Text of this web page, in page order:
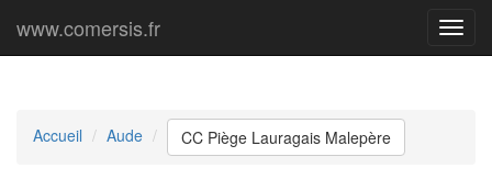
Menu
www.comersis.fr
Accueil Aude CC Piège Lauragais Malepère